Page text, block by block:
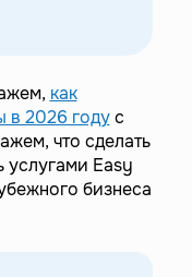
как
в 2026 годус
что сделать
Easy
бизнеса